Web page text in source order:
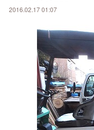
2016.02.17 01:07